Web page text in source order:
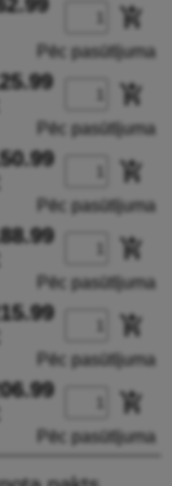
add_shopping_cart
Pēc pasūtījuma
add_shopping_cart
Pēc pasūtījuma
add_shopping_cart
Pēc pasūtījuma
add_shopping_cart
Pēc pasūtījuma
add_shopping_cart
Pēc pasūtījuma
add_shopping_cart
Pēc pasūtījuma